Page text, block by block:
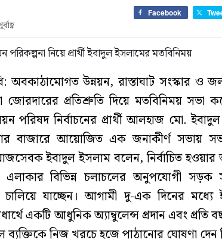
Facebook
অবকাঠামোগত উন্নয়ন, রাস্তাঘাট সংস্কার ও
জোরদারের প্রতিশ্রুতি দিয়ে মতবিনিময় সভা
পরিষদ নির্বাচনের প্রার্থী আলহাজ মো.
বাজারে আয়োজিত এক জনাকীর্ণ সভায়
ইবাদুল ইসলাম বলেন, নির্বাচিত হওয়ার
এলাকার বিভিন্ন চলাচলের অনুপযোগী সড়ক
যাচ্ছেন। আগামী দু-এক দিনের মধ্যে
একটি আধুনিক অ্যাম্বুলেন্স প্রদান এবং প্রতি
নিজ খরচে হজে পাঠানোর ঘোষণা দেন